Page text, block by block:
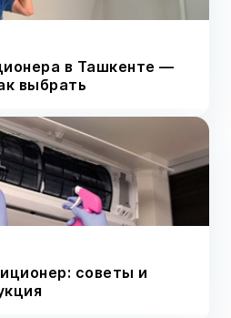
в Ташкенте —
выбрать
советы и